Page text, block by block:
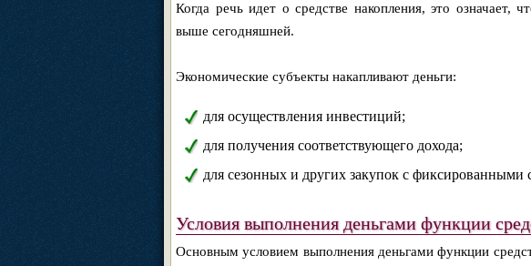
Когда речь идет о средстве накопления, это означает,
выше сегодняшней.
Экономические субъекты накапливают деньги:
для осуществления инвестиций;
для получения соответствующего дохода;
для сезонных и других закупок с фиксированными
Условия выполнения деньгами функции
Основным условием выполнения деньгами функции